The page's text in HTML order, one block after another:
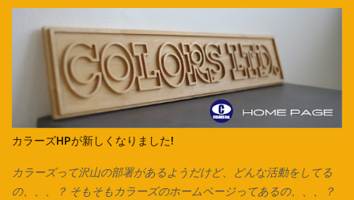
うにそのまま裁断できます。 脇で縫い合わせてあるTシャツ、カッ
トソーで作る場合は縫い合わせ箇所を切り落としてから始めま
す。 カットソーを横にして、下の画像の方向でハサミを入れてい
きます。 ※向きを間違えると伸縮が弱くなるのでご注意ください。
今回はマスク紐なので1cmほどの幅で裁断していますが、 市販の
ズパゲッティヤーンのように太めの紐にしたいときは2cm～2.5cm
くらいの幅がおすすめです。 紐にしたら今回はマスク紐なので、
輪で切り出した紐を2箇所で切り、 2本のひもにしています。 長い
ズパゲッティヤーンにする場合は1箇所だけ切り、 長い1本をつく
カラーズHPが新しくなりました!
カラーズって沢山の部署があるようだけど、どんな活動をしてる
の、、、？ そもそもカラーズのホームページってあるの、、、？